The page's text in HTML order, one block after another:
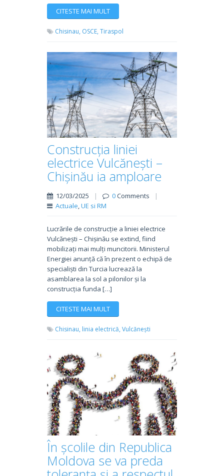
CITESTE MAI MULT
Chisinau, OSCE, Tiraspol
Construcția liniei
electrice Vulcănești –
Chișinău ia amploare
12/03/2025 | 0Comments
|
Actuale,UE si RM
Lucrările de construcție a liniei electrice
Vulcănești – Chișinău se extind, fiind
mobilizați mai mulți muncitorii. Ministerul
Energiei anunță că în prezent o echipă de
specialiști din Turcia lucrează la
asamblarea la sol a pilonilor și la
construcția funda […]
CITESTE MAI MULT
Chisinau, linia electrică, Vulcănești
În școlile din Republica
Moldova se va preda